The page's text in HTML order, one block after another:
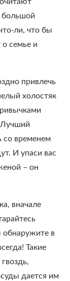
большой
ли, что бы
семье и
привлечь
холостяк
Лучший
со временем
И упаси вас
– он
вначале
обнаружите в
Такие
дается им